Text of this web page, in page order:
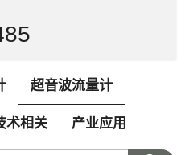
超音波流量计
术相关 产业应用